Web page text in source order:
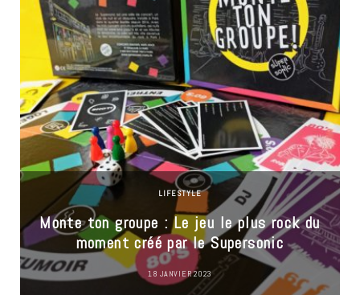
LIFESTYLE
Monte ton groupe : Le jeu le plus rock du
moment créé par le Supersonic
18 JANVIER 2023